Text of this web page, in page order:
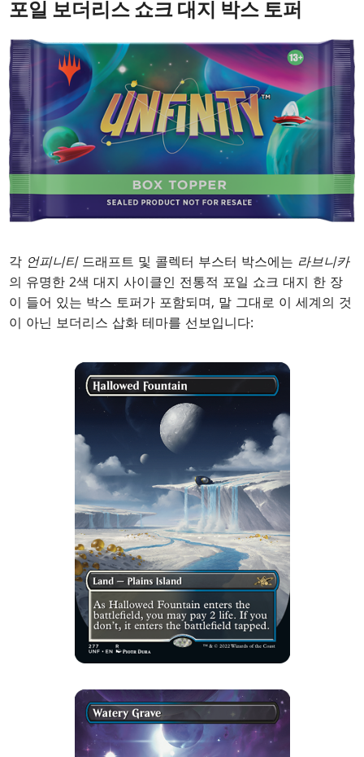
포일 보더리스 쇼크 대지 박스 토퍼
각 언피니티드래프트 및 콜렉터 부스터 박스에는 라브니카
의 유명한 2색 대지 사이클인 전통적 포일 쇼크 대지 한 장
이 들어 있는 박스 토퍼가 포함되며, 말 그대로 이 세계의 것
이 아닌 보더리스 삽화 테마를 선보입니다: